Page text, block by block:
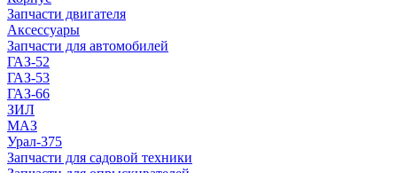
Запчасти двигателя
Аксессуары
Запчасти для автомобилей
ГАЗ-52
ГАЗ-53
ГАЗ-66
ЗИЛ
МАЗ
Урал-375
Запчасти для садовой техники